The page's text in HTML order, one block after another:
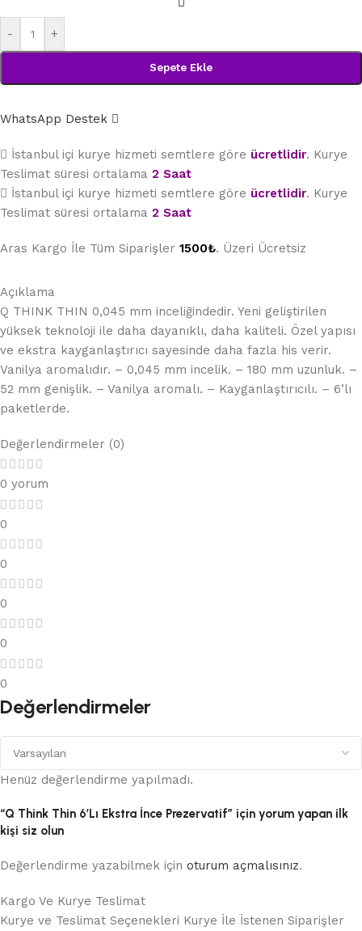
- +
Sepete Ekle
WhatsApp Destek
İstanbul içi kurye hizmeti semtlere göre ücretlidir. Kurye
Teslimat süresi ortalama 2 Saat
İstanbul içi kurye hizmeti semtlere göre ücretlidir. Kurye
Teslimat süresi ortalama 2 Saat
Aras Kargo İle Tüm Siparişler 1500₺. Üzeri Ücretsiz
Açıklama
Q THINK THIN 0,045 mm inceliğindedir. Yeni geliştirilen
yüksek teknoloji ile daha dayanıklı, daha kaliteli. Özel yapısı
ve ekstra kayganlaştırıcı sayesinde daha fazla his verir.
Vanilya aromalıdır. – 0,045 mm incelik. – 180 mm uzunluk. –
52 mm genişlik. – Vanilya aromalı. – Kayganlaştırıcılı. – 6’lı
paketlerde.
Değerlendirmeler (0)
0 yorum
0
0
0
0
0
Değerlendirmeler
Henüz değerlendirme yapılmadı.
“Q Think Thin 6’Lı Ekstra İnce Prezervatif” için yorum yapan ilk
kişi siz olun
Değerlendirme yazabilmek için oturum açmalısınız.
Kargo Ve Kurye Teslimat
Kurye ve Teslimat Seçenekleri Kurye İle İstenen Siparişler